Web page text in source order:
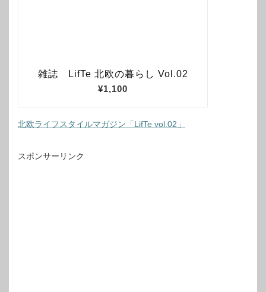
北欧ライフスタイルマガジン「LifTe vol.02」
スポンサーリンク